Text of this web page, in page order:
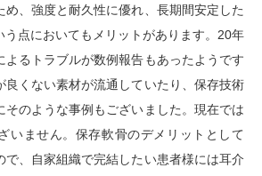
め、強度と耐久性に優れ、長期間安定した
う点においてもメリットがあります。20年
よるトラブルが数例報告もあったようです
良くない素材が流通していたり、保存技術
そのような事例もございました。現在では
いません。保存軟骨のデメリットとして
で、自家組織で完結したい患者様には耳介